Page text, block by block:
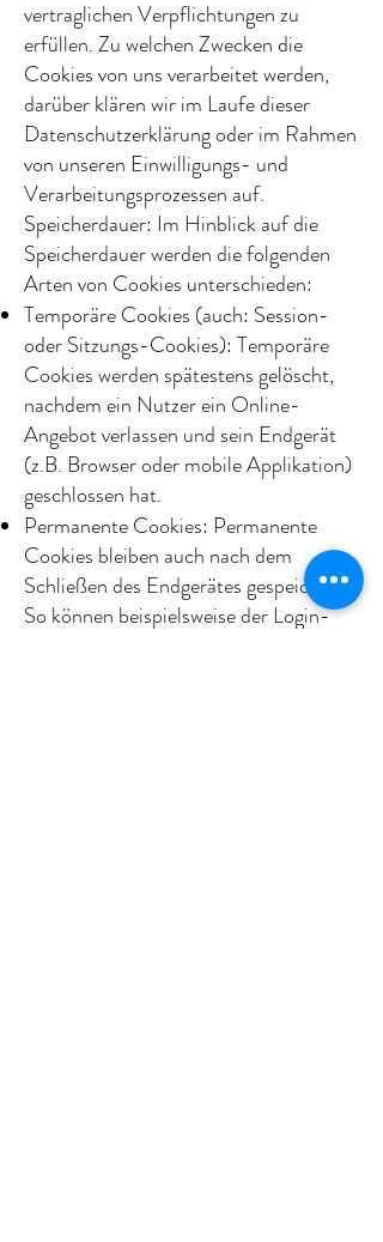
vertraglichen Verpflichtungen zu
erfüllen. Zu welchen Zwecken die
Cookies von uns verarbeitet werden,
darüber klären wir im Laufe dieser
Datenschutzerklärung oder im Rahmen
von unseren Einwilligungs- und
Verarbeitungsprozessen auf.
Speicherdauer: Im Hinblick auf die
Speicherdauer werden die folgenden
Arten von Cookies unterschieden:
Temporäre Cookies (auch: Session-
oder Sitzungs-Cookies): Temporäre
Cookies werden spätestens gelöscht,
nachdem ein Nutzer ein Online-
Angebot verlassen und sein Endgerät
(z.B. Browser oder mobile Applikation)
geschlossen hat.
Permanente Cookies: Permanente
Cookies bleiben auch nach dem
Schließen des Endgerätes gespeichert.
So können beispielsweise der Login-